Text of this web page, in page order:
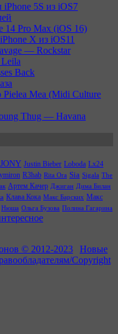
5S из iOS7
14 Pro Max (iOS 16)
X из iOS11
— Rockstar
Back
Mea (Midi Culture
Thug — Havana
JONY Justin Bieber Loboda Lx24
R3hab Rita Ora Sia Sigala The
Артем Качер Джиган Дима Билан
Клава Кока Макс Барских Макс
Нюша Ольга Бузова Полина Гагарина
© 2012-2023
Новые
Copyright